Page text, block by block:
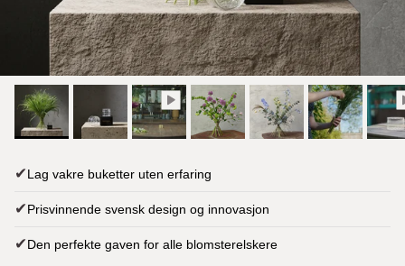
✔Lag vakre buketter uten erfaring
✔Prisvinnende svensk design og innovasjon
✔Den perfekte gaven for alle blomsterelskere